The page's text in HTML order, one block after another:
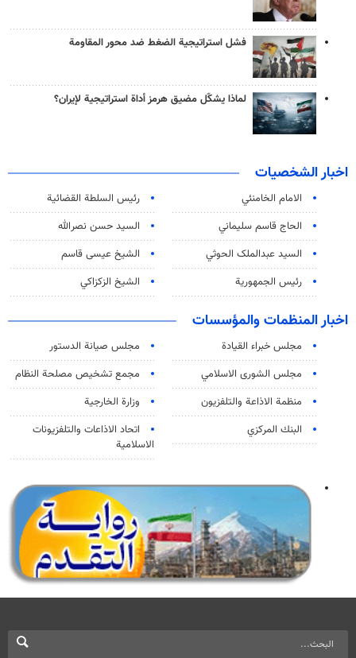
فشل استراتيجية الضغط ضد محور المقاومة
لماذا يشكّل مضيق هرمز أداة استراتيجية لإيران؟
اخبار الشخصيات
الامام الخامنئي
رئیس السلطة القضائیة
الحاج قاسم سليماني
السيد حسن نصرالله
السید عبدالملک الحوثي
الشيخ عيسى قاسم
رئيس الجمهورية
الشيخ الزكزاكي
اخبار المنظمات والمؤسسات
مجلس خبراء القيادة
مجلس صيانة الدستور
مجلس الشورى الاسلامي
مجمع تشخيص مصلحة النظام
منظمة الاذاعة والتلفزیون
وزارة الخارجية
البنك المركزي
اتحاد الاذاعات والتلفزيونات
الاسلامية